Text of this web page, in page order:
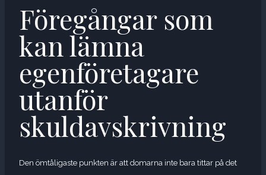
Föregångar som
kan lämna
egenföretagare
utanför
skuldavskrivning
Den ömtåligaste punkten är att domarna inte bara tittar på det